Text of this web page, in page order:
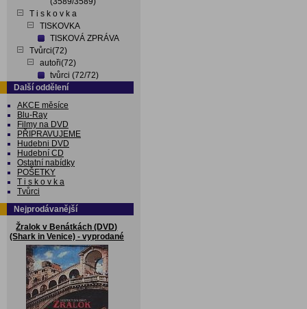
T i s k o v k a
TISKOVKA
TISKOVÁ ZPRÁVA
Tvůrci(72)
autoři(72)
tvůrci (72/72)
Další oddělení
AKCE měsíce
Blu-Ray
Filmy na DVD
PŘIPRAVUJEME
Hudebni DVD
Hudební CD
Ostatní nabídky
POŠETKY
T i s k o v k a
Tvůrci
Nejprodávanější
Žralok v Benátkách (DVD)
(Shark in Venice) - vyprodané